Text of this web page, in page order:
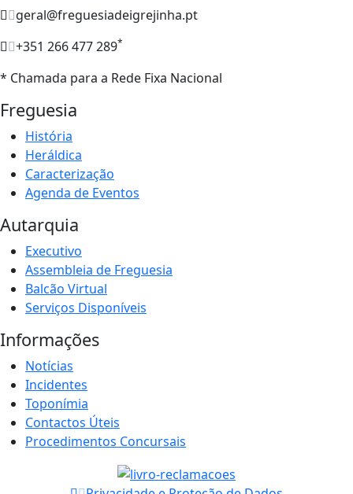
geral@freguesiadeigrejinha.pt
+351 266 477 289*
* Chamada para a Rede Fixa Nacional
Freguesia
História
Heráldica
Caracterização
Agenda de Eventos
Autarquia
Executivo
Assembleia de Freguesia
Balcão Virtual
Serviços Disponíveis
Informações
Notícias
Incidentes
Toponímia
Contactos Úteis
Procedimentos Concursais